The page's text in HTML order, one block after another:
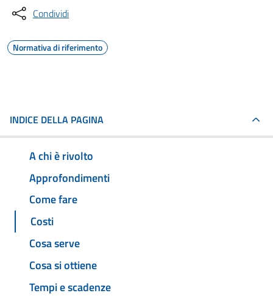
Condividi
Normativa di riferimento
INDICE DELLA PAGINA
A chi è rivolto
Approfondimenti
Come fare
Costi
Cosa serve
Cosa si ottiene
Tempi e scadenze